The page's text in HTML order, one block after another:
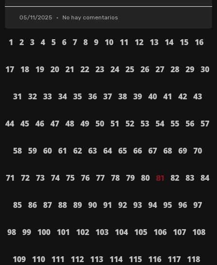
05/11/2025 No hay comentarios
1 2 3 4 5 6 7 8 9 10 11 12 13 14 15 16
17 18 19 20 21 22 23 24 25 26 27 28 29 30
31 32 33 34 35 36 37 38 39 40 41 42 43
44 45 46 47 48 49 50 51 52 53 54 55 56 57
58 59 60 61 62 63 64 65 66 67 68 69 70
71 72 73 74 75 76 77 78 79 80 81 82 83 84
85 86 87 88 89 90 91 92 93 94 95 96 97
98 99 100 101 102 103 104 105 106 107 108
109 110 111 112 113 114 115 116 117 118